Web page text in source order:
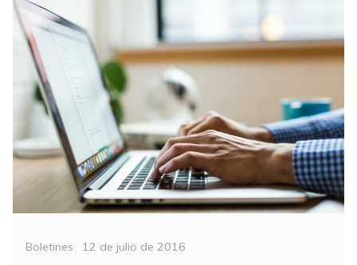
Categories
Boletines
Posted
12 de julio de 2016